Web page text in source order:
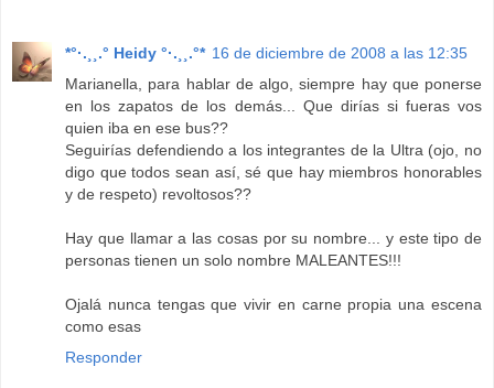
*°·.¸¸.° Heidy °·.¸¸.°* 16 de diciembre de 2008 a las 12:35
Marianella, para hablar de algo, siempre hay que ponerse
en los zapatos de los demás... Que dirías si fueras vos
quien iba en ese bus??
Seguirías defendiendo a los integrantes de la Ultra (ojo, no
digo que todos sean así, sé que hay miembros honorables
y de respeto) revoltosos??
Hay que llamar a las cosas por su nombre... y este tipo de
personas tienen un solo nombre MALEANTES!!!
Ojalá nunca tengas que vivir en carne propia una escena
como esas
Responder